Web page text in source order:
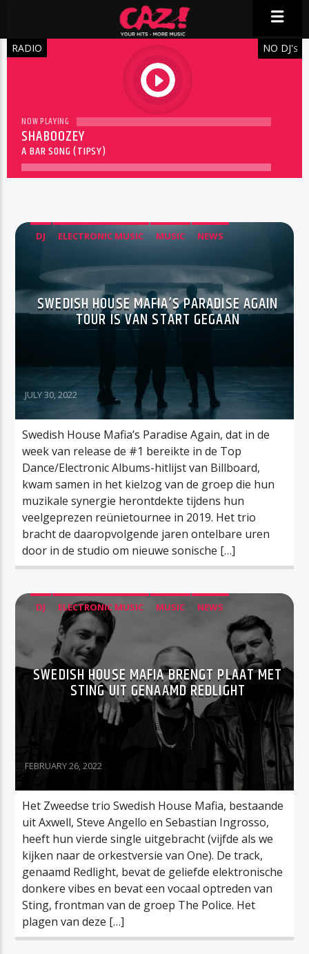
RADIO
play
NO DJ'S
NOW PLAYING
SHABOOZEY
A BAR SONG (TIPSY)
DJ ELECTRONIC MUSIC MUSIC NEWS
SWEDISH HOUSE MAFIA’S PARADISE AGAIN
TOUR IS VAN START GEGAAN
JULY 30, 2022
Swedish House Mafia’s Paradise Again, dat in de
week van release de #1 bereikte in de Top
Dance/Electronic Albums-hitlijst van Billboard,
kwam samen in het kielzog van de groep die hun
muzikale synergie herontdekte tijdens hun
veelgeprezen reünietournee in 2019. Het trio
bracht de daaropvolgende jaren ontelbare uren
door in de studio om nieuwe sonische […]
DJ ELECTRONIC MUSIC MUSIC NEWS
SWEDISH HOUSE MAFIA BRENGT PLAAT MET
STING UIT GENAAMD REDLIGHT
FEBRUARY 26, 2022
Het Zweedse trio Swedish House Mafia, bestaande
uit Axwell, Steve Angello en Sebastian Ingrosso,
heeft hun vierde single uitgebracht (vijfde als we
kijken naar de orkestversie van One). De track,
genaamd Redlight, bevat de geliefde elektronische
donkere vibes en bevat een vocaal optreden van
Sting, frontman van de groep The Police. Het
plagen van deze […]